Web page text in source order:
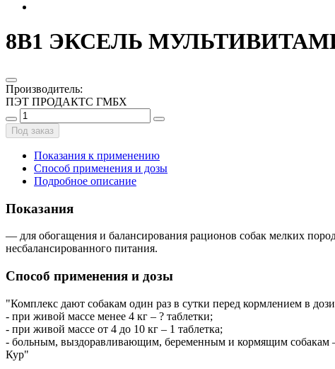
8В1 ЭКСЕЛЬ
Производитель:
ПЭТ ПРОДАКТС ГМБХ
Под заказ
Показания к применению
Способ применения и дозы
Подробное описание
Показания
— для обогащения и балансирования рационов собак мелких
несбалансированного питания.
Способ применения и дозы
"Комплекс дают собакам один раз в сутки перед кормлением в
- при живой массе менее 4 кг – ? таблетки;
- при живой массе от 4 до 10 кг – 1 таблетка;
- больным, выздоравливающим, беременным и кормящим собакам
Кур"